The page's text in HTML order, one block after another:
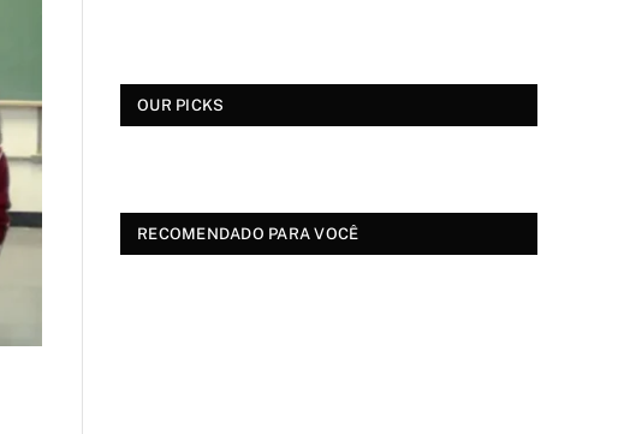
OUR PICKS
RECOMENDADO PARA VOCÊ